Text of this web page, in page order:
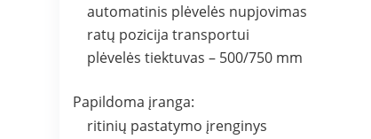
automatinis plėvelės nupjovimas
ratų pozicija transportui
plėvelės tiektuvas – 500/750 mm
Papildoma įranga:
ritinių pastatymo įrenginys